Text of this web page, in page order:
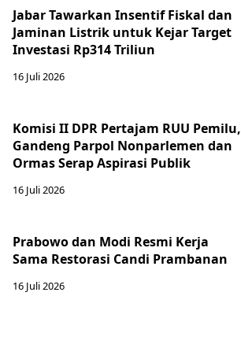
Jabar Tawarkan Insentif Fiskal dan
Jaminan Listrik untuk Kejar Target
Investasi Rp314 Triliun
16 Juli 2026
Komisi II DPR Pertajam RUU Pemilu,
Gandeng Parpol Nonparlemen dan
Ormas Serap Aspirasi Publik
16 Juli 2026
Prabowo dan Modi Resmi Kerja
Sama Restorasi Candi Prambanan
16 Juli 2026